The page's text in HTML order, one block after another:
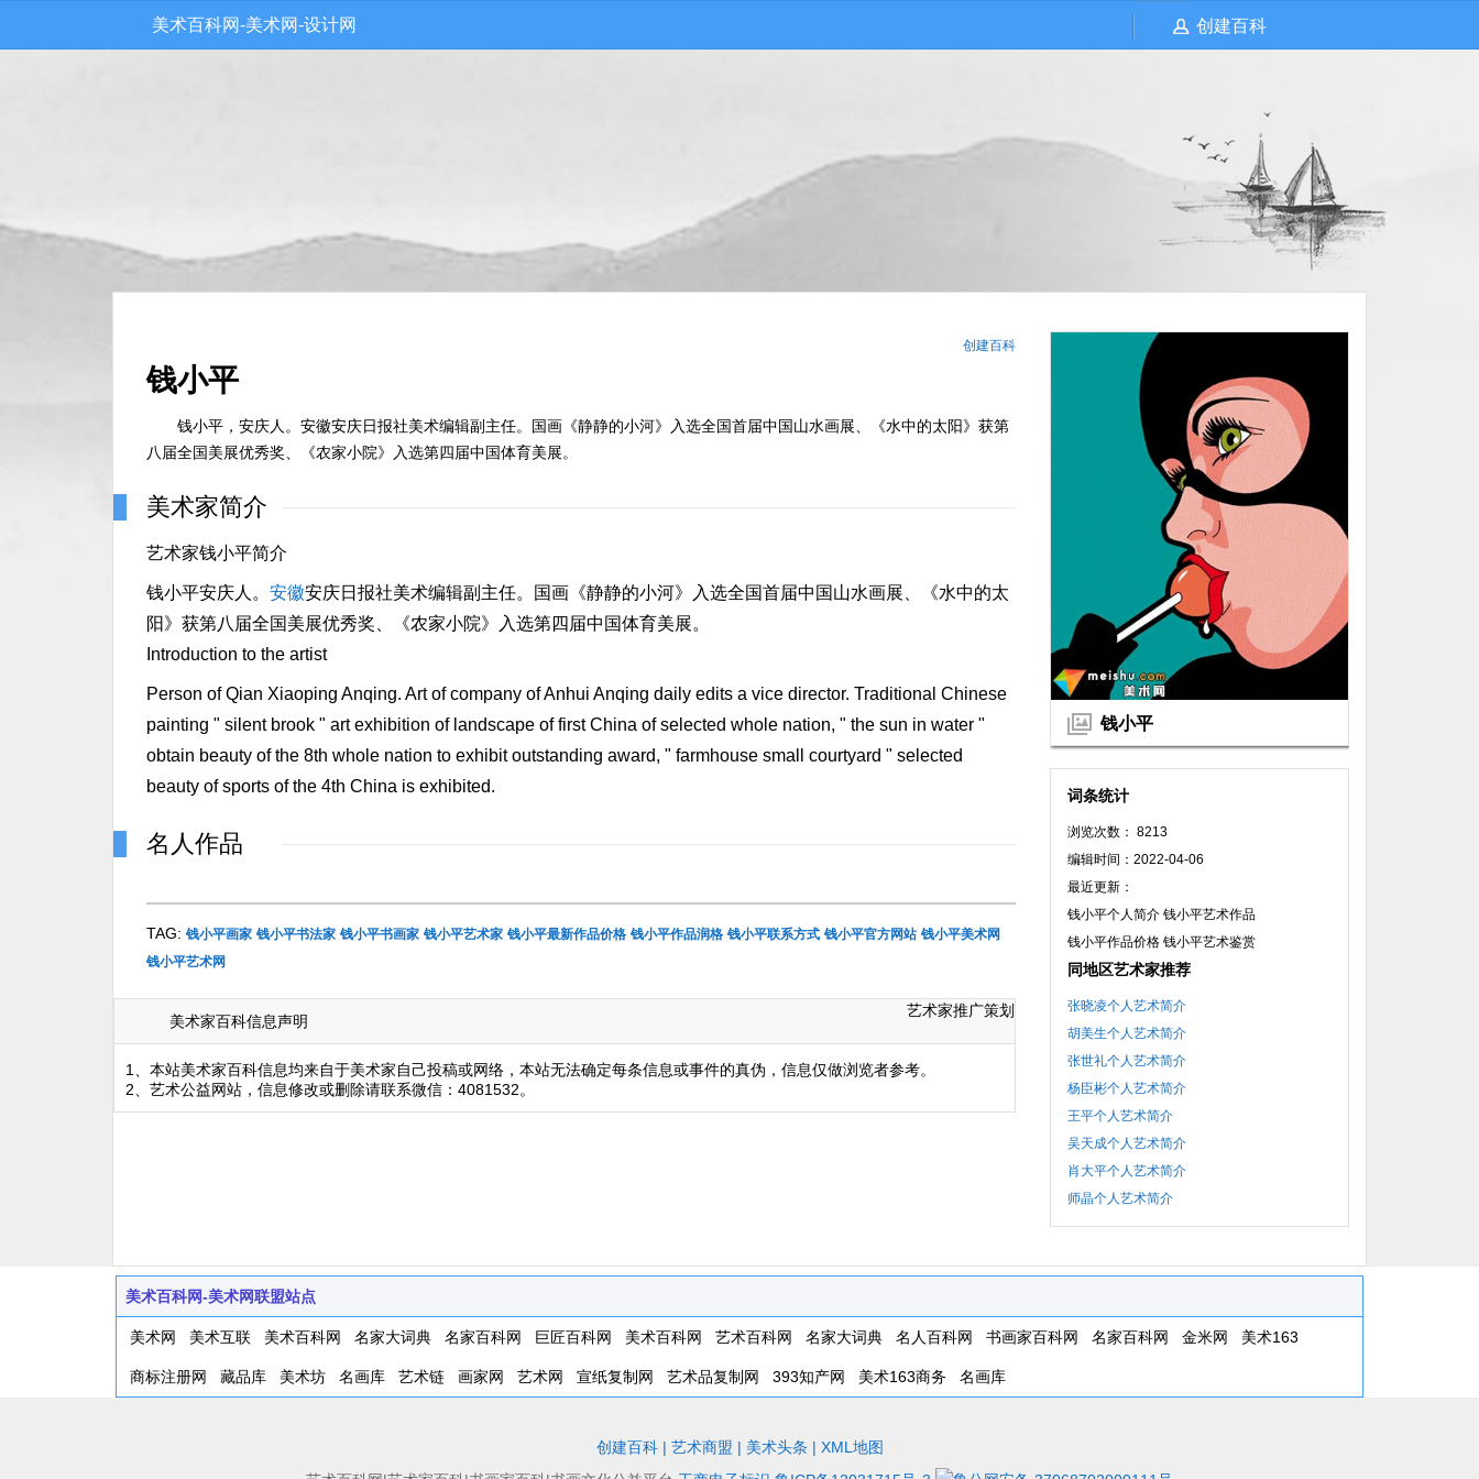
美术百科网-美术网-设计网 创建百科
钱小平
词条统计
浏览次数： 8213
编辑时间：2022-04-06
最近更新：
钱小平个人简介 钱小平艺术作品
钱小平作品价格 钱小平艺术鉴赏
同地区艺术家推荐
张晓凌个人艺术简介
胡美生个人艺术简介
张世礼个人艺术简介
杨臣彬个人艺术简介
王平个人艺术简介
吴天成个人艺术简介
肖大平个人艺术简介
师晶个人艺术简介
创建百科
钱小平
钱小平，安庆人。安徽安庆日报社美术编辑副主任。国画《静静的小河》入选全国首届中国山水画展、《水中的太阳》获第
八届全国美展优秀奖、《农家小院》入选第四届中国体育美展。
美术家简介
艺术家钱小平简介
钱小平安庆人。 安徽安庆日报社美术编辑副主任。国画《静静的小河》入选全国首届中国山水画展、《水中的太
阳》获第八届全国美展优秀奖、《农家小院》入选第四届中国体育美展。
Introduction to the artist
Person of Qian Xiaoping Anqing. Art of company of Anhui Anqing daily edits a vice director. Traditional Chinese
painting " silent brook " art exhibition of landscape of first China of selected whole nation, " the sun in water "
obtain beauty of the 8th whole nation to exhibit outstanding award, " farmhouse small courtyard " selected
beauty of sports of the 4th China is exhibited.
名人作品
TAG: 钱小平画家 钱小平书法家 钱小平书画家 钱小平艺术家 钱小平最新作品价格 钱小平作品润格 钱小平联系方式 钱小平官方网站 钱小平美术网
钱小平艺术网
美术家百科信息声明
艺术家推广策划
1、本站美术家百科信息均来自于美术家自己投稿或网络，本站无法确定每条信息或事件的真伪，信息仅做浏览者参考。
2、艺术公益网站，信息修改或删除请联系微信：4081532。
美术百科网-美术网联盟站点
美术网 美术互联 美术百科网 名家大词典 名家百科网 巨匠百科网 美术百科网 艺术百科网 名家大词典 名人百科网 书画家百科网 名家百科网 金米网 美术163
商标注册网 藏品库 美术坊 名画库 艺术链 画家网 艺术网 宣纸复制网 艺术品复制网 393知产网 美术163商务 名画库
创建百科| 艺术商盟 | 美术头条 | XML地图